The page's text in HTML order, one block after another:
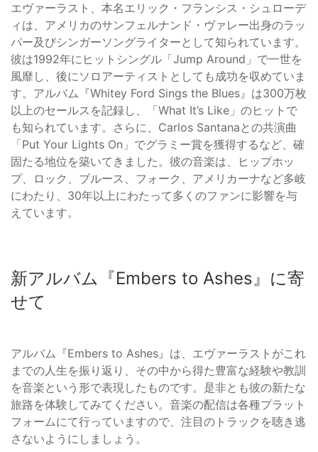
エヴァーラスト、本名エリック・フランシス・シュローデ
ィは、アメリカのサンフェルナンド・ヴァレー出身のラッ
パー及びシンガーソングライターとして知られています。
彼は1992年にヒットシングル「Jump Around」で一世を
風靡し、後にソロアーティストとしても成功を収めていま
す。アルバム『Whitey Ford Sings the Blues』は300万枚
以上のセールスを記録し、「What It’s Like」のヒットで
も知られています。さらに、Carlos Santanaとの共演曲
「Put Your Lights On」でグラミー賞を獲得するなど、確
固たる地位を築いてきました。彼の音楽は、ヒップホッ
プ、ロック、ブルース、フォーク、アメリカーナなど多岐
にわたり、30年以上にわたって多くのファンに影響を与
えています。
新アルバム『Embers to Ashes』に寄
せて
アルバム『Embers to Ashes』は、エヴァーラストがこれ
までの人生を振り返り、その中から得た豊富な経験や教訓
を音楽という形で表現したものです。是非とも彼の新たな
旅路を体験してみてください。音楽の配信は各種プラット
フォームにて行っていますので、注目のトラックを聴き逃
さないようにしましょう。